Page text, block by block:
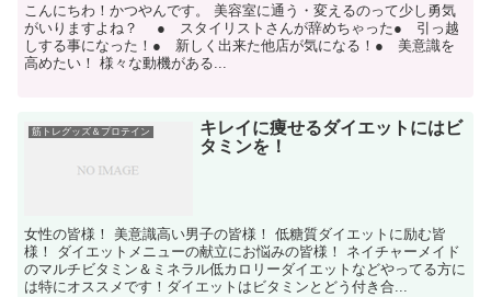
こんにちわ！かつやんです。 美容室に通う・変えるのって少し勇気
がいりますよね？ ● スタイリストさんが辞めちゃった● 引っ越
しする事になった！● 新しく出来た他店が気になる！● 美意識を
高めたい！ 様々な動機がある...
筋トレグッズ＆プロテイン
キレイに痩せるダイエットにはビ
タミンを！
女性の皆様！ 美意識高い男子の皆様！ 低糖質ダイエットに励む皆
様！ ダイエットメニューの献立にお悩みの皆様！ ネイチャーメイド
のマルチビタミン＆ミネラル低カロリーダイエットなどやってる方に
は特にオススメです！ダイエットはビタミンとどう付き合...